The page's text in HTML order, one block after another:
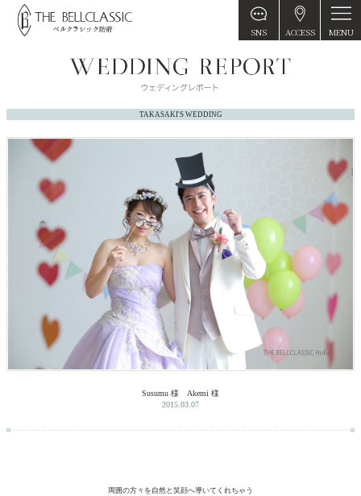
SNS ACCESS MENU
TAKASAKI'S WEDDING
Susumu 様 Akemi 様
2015.03.07
周囲の方々を自然と笑顔へ導いてくれちゃう